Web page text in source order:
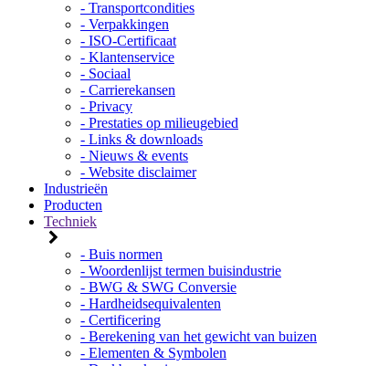
- Transportcondities
- Verpakkingen
- ISO-Certificaat
- Klantenservice
- Sociaal
- Carrierekansen
- Privacy
- Prestaties op milieugebied
- Links & downloads
- Nieuws & events
- Website disclaimer
Industrieën
Producten
Techniek
- Buis normen
- Woordenlijst termen buisindustrie
- BWG & SWG Conversie
- Hardheidsequivalenten
- Certificering
- Berekening van het gewicht van buizen
- Elementen & Symbolen